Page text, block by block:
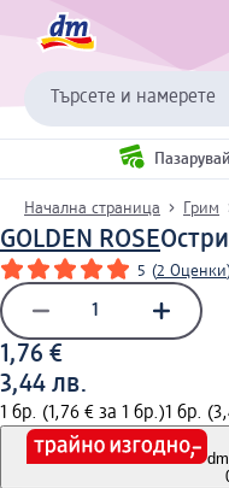
Търсете и намерете
Начална страница Грим
GOLDEN ROSE
5 (2 Оценки
1,76 €
3,44 лв.
1 бр. (1,76 € за 1 бр.)1 бр.